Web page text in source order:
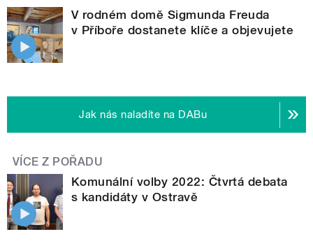
V rodném domě Sigmunda Freuda
v Příboře dostanete klíče a objevujete
Jak nás naladíte na DABu
VÍCE Z POŘADU
Komunální volby 2022: Čtvrtá debata
s kandidáty v Ostravě